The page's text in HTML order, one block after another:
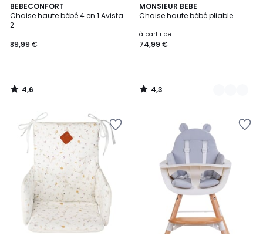
BEBECONFORT
Chaise haute bébé 4 en 1 Avista
2
89,99 €
4,6
/ 5
4,6
/
MONSIEUR BEBE
Chaise haute bébé pliable
à partir de
74,99 €
4,3
/ 5
7
Couleurs
4,3
/